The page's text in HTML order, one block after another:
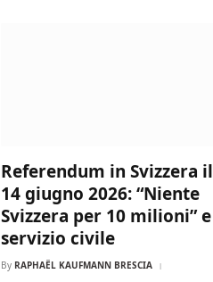
Referendum in Svizzera il
14 giugno 2026: “Niente
Svizzera per 10 milioni” e
servizio civile
By RAPHAËL KAUFMANN BRESCIA